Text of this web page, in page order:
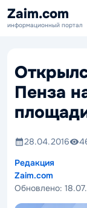
Zaim.com
информационный портал
Пенза
28.04.2016
Редакция
Zaim.com
Обновлено: